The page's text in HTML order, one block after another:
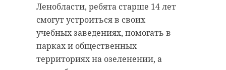
Ленобласти, ребята старше 14 лет
смогут устроиться в своих
учебных заведениях, помогать в
парках и общественных
территориях на озеленении, а